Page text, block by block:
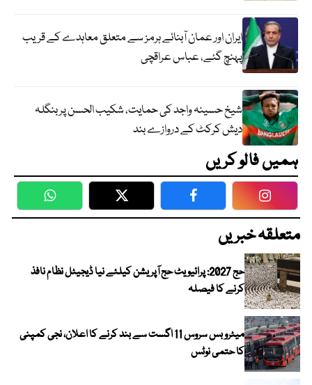
ایران اور عمان آبنائے ہرمز سے متعلق معاہدے کے قریب
پہنچ گئے، عباس عراقچی
شیخ حسینہ واجد کی حمایت، شکیب الحسن پر بنگلہ
دیش کرکٹ کے دروازے بند
ہمیں فالو کریں
WhatsApp Twitter Facebook
متعلقہ خبریں
حج 2027: پرائیویٹ حج آپریشن کیلئے نیا ڈیجیٹل نظام نافذ
کرنے کا فیصلہ
میٹرو بس سروس 11 اگست سے بند کرنے کا اعلان، نجی کمپنی
کا حتمی نوٹس